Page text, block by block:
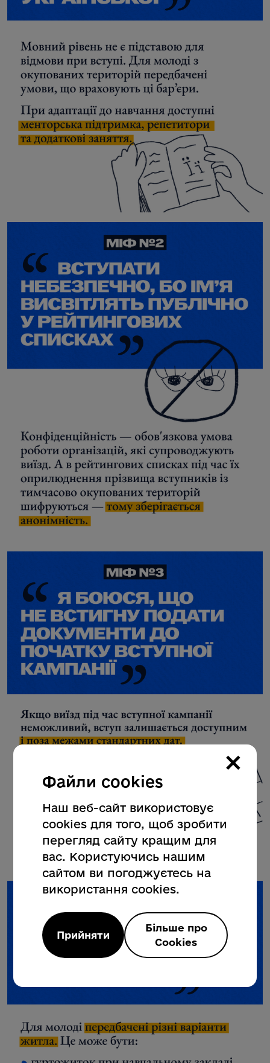
×
Файли cookies
Наш веб-сайт використовує
cookies для того, щоб зробити
перегляд сайту кращим для
вас. Користуючись нашим
сайтом ви погоджуєтесь на
використання cookies.
Прийняти
Більше про
Cookies